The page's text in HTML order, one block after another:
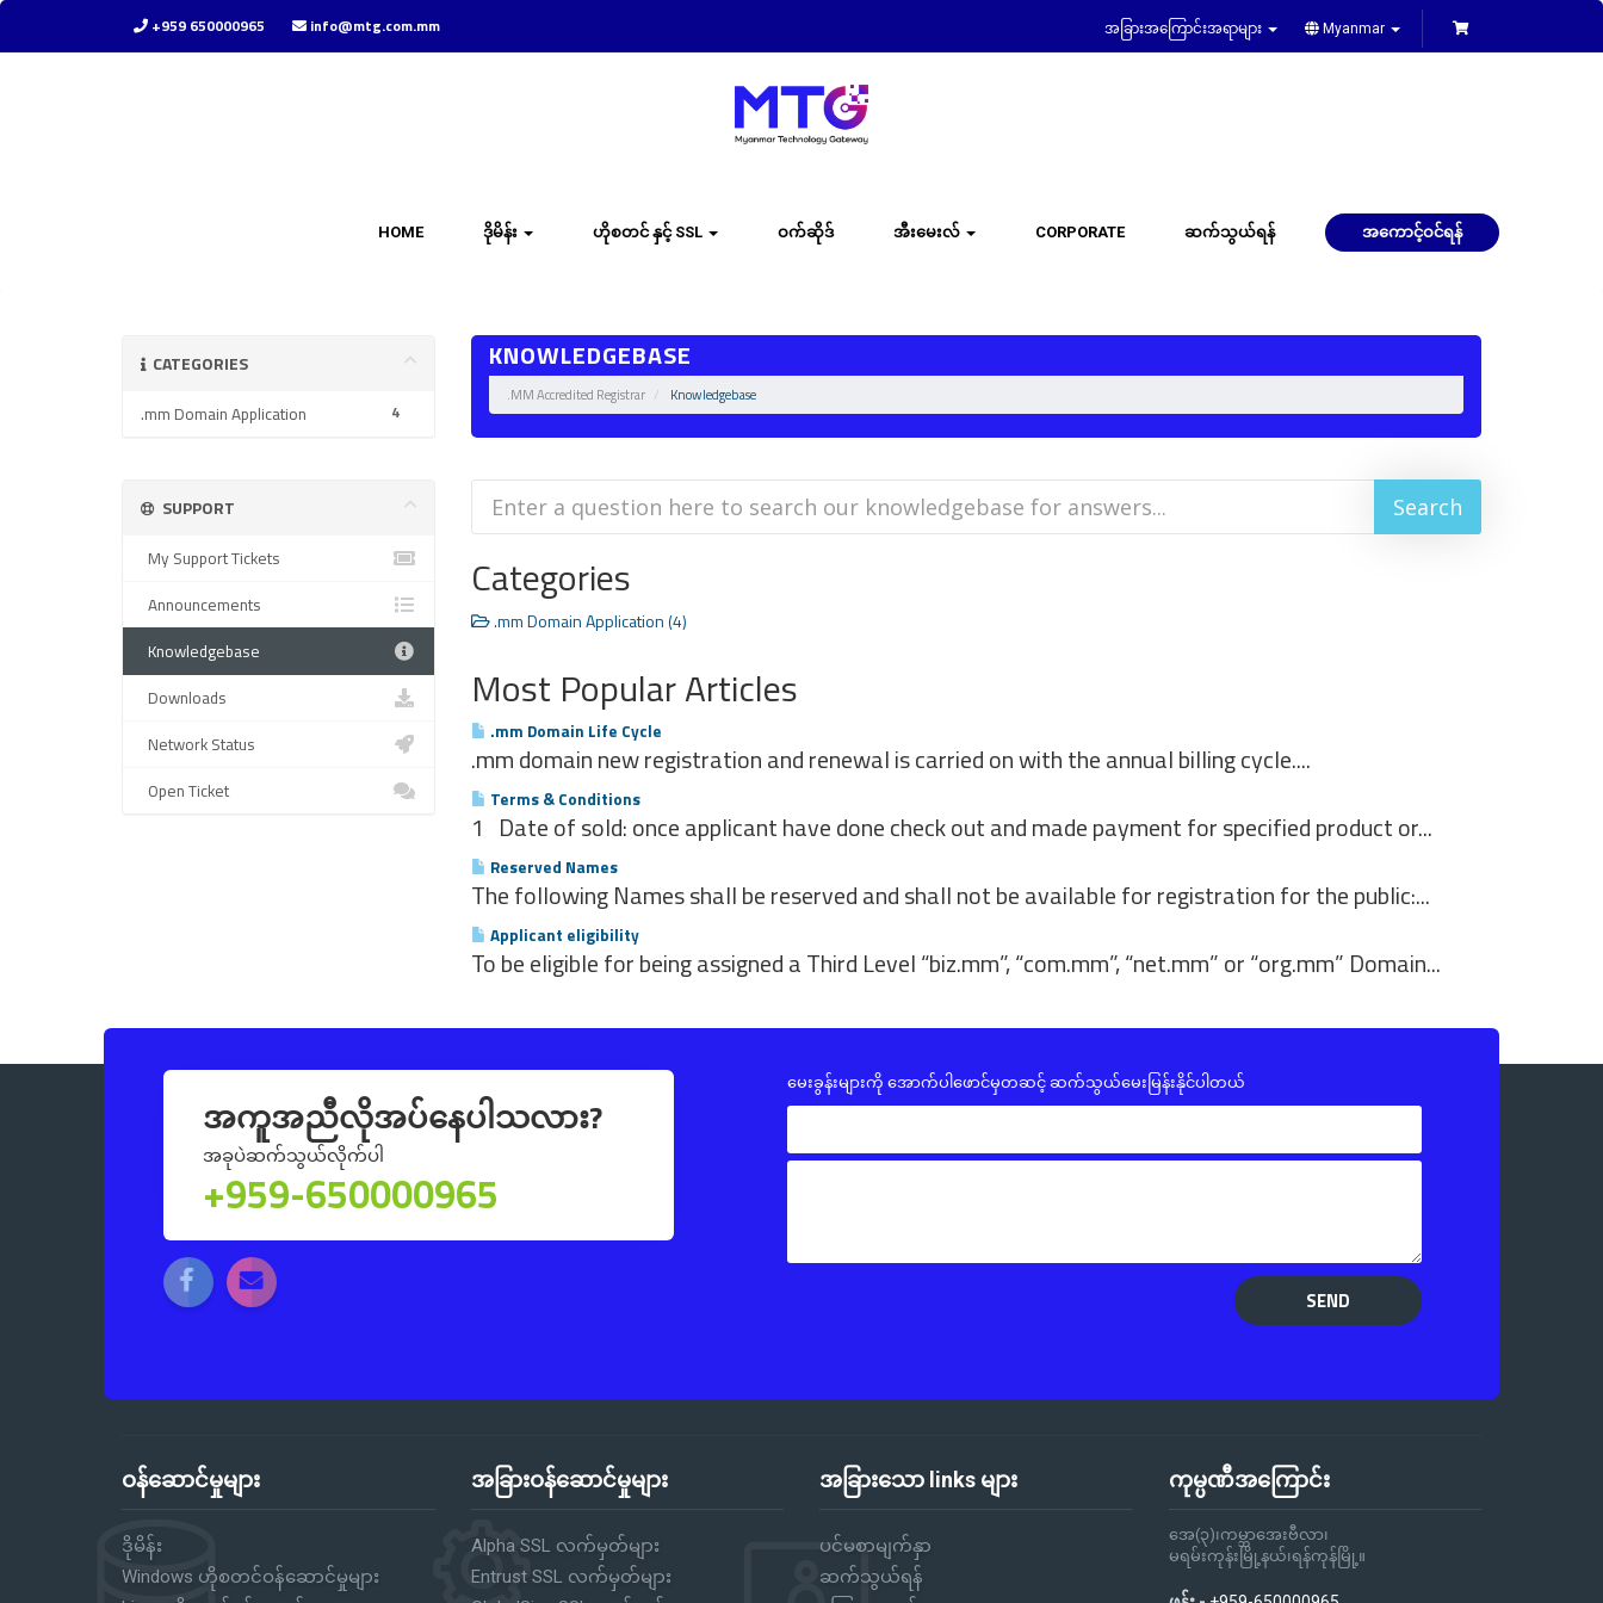
အခြားအကြောင်းအရာများ Myanmar
+959 650000965 info@mtg.com.mm
HOME ဒိုမိန်း ဟိုစတင် နှင့် SSL ဝက်ဆိုဒ် အီးမေးလ် CORPORATE ဆက်သွယ်ရန် အကောင့်ဝင်ရန်
KNOWLEDGEBASE
.MM Accredited Registrar Knowledgebase
CATEGORIES
4
.mm Domain Application
Categories
.mm Domain Application (4)
Most Popular Articles
.mm Domain Life Cycle
.mm domain new registration and renewal is carried on with the annual billing cycle....
Terms & Conditions
1 Date of sold: once applicant have done check out and made payment for specified product or...
Reserved Names
The following Names shall be reserved and shall not be available for registration for the public:...
Applicant eligibility
To be eligible for being assigned a Third Level “biz.mm”, “com.mm”, “net.mm” or “org.mm” Domain...
SUPPORT
My Support Tickets
Announcements
Knowledgebase
Downloads
Network Status
Open Ticket
အကူအညီလိုအပ်နေပါသလား?
အခုပဲဆက်သွယ်လိုက်ပါ
+959-650000965
မေးခွန်းများကို အောက်ပါဖောင်မှတဆင့် ဆက်သွယ်မေးမြန်းနိုင်ပါတယ်
SEND
ဝန်ဆောင်မှုများ
ဒိုမိန်း
Windows ဟိုစတင်ဝန်ဆောင်မှုများ
အခြားဝန်ဆောင်မှုများ
Alpha SSL လက်မှတ်များ
Entrust SSL လက်မှတ်များ
အခြားသော links များ
ပင်မစာမျက်နှာ
ဆက်သွယ်ရန်
ကုမ္ပဏီအကြောင်း
အေ(၃)၊ကမ္ဘာအေးဗီလာ၊
မရမ်းကုန်းမြို့နယ်၊ရန်ကုန်မြို့။